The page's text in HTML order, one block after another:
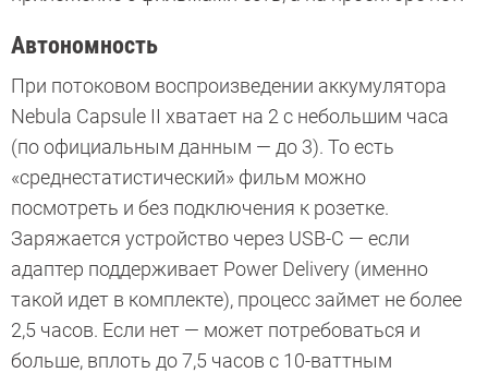
Автономность
При потоковом воспроизведении аккумулятора
Nebula Capsule II хватает на 2 с небольшим часа
(по официальным данным — до 3). То есть
«среднестатистический» фильм можно
посмотреть и без подключения к розетке.
Заряжается устройство через USB-C — если
адаптер поддерживает Power Delivery (именно
такой идет в комплекте), процесс займет не более
2,5 часов. Если нет — может потребоваться и
больше, вплоть до 7,5 часов с 10-ваттным